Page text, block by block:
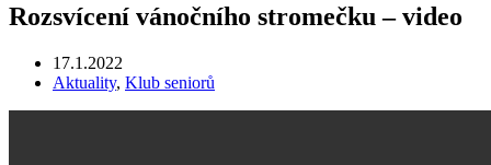
Rozsvícení vánočního stromečku – video
17.1.2022
Aktuality, Klub seniorů